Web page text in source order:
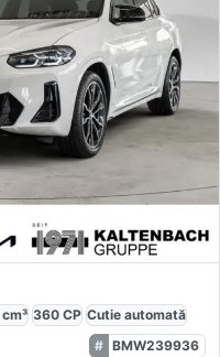
cm³ 360 CP Cutie automată
BMW239936